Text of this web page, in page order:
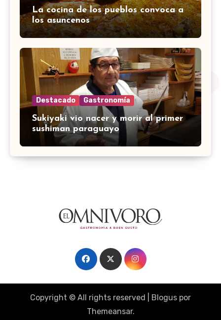
La cocina de los pueblos convoca a
los asuncenos
Destacado Gastronomía
Sukiyaki vio nacer y morir al primer
sushiman paraguayo
Copyright © All rights reserved Blogus por
Themeansar.